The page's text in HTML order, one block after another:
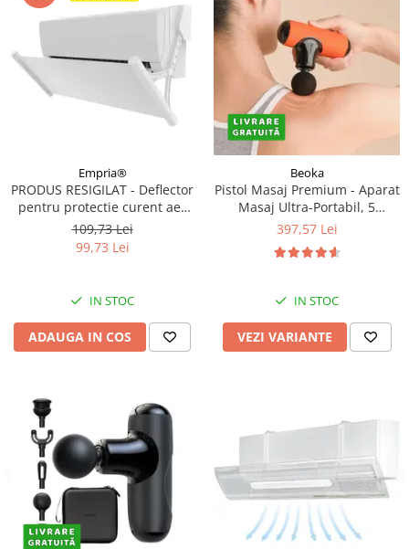
Empria®
PRODUS RESIGILAT - Deflector
pentru protectie curent aer
conditionat, Empria, ajustabil
pe 4 niveluri, retractabil, Alb
109,73 Lei
99,73 Lei
IN STOC
ADAUGA IN COS
Beoka
Pistol Masaj Premium - Aparat
Masaj Ultra-Portabil, 5
Capete, 5 Viteze, 3000
Carcasa Depozitare,Diverse
397,57 Lei
IN STOC
VEZI VARIANTE